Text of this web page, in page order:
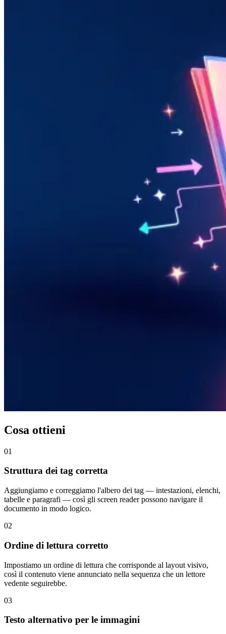
Cosa ottieni
01
Struttura dei tag corretta
Aggiungiamo e correggiamo l'albero dei tag — intestazioni, elenchi,
tabelle e paragrafi — così gli screen reader possono navigare il
documento in modo logico.
02
Ordine di lettura corretto
Impostiamo un ordine di lettura che corrisponde al layout visivo,
così il contenuto viene annunciato nella sequenza che un lettore
vedente seguirebbe.
03
Testo alternativo per le immagini